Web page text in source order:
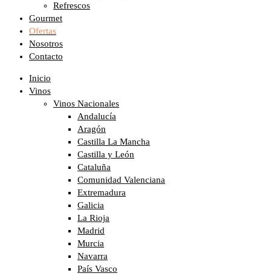
Refrescos
Gourmet
Ofertas
Nosotros
Contacto
Inicio
Vinos
Vinos Nacionales
Andalucía
Aragón
Castilla La Mancha
Castilla y León
Cataluña
Comunidad Valenciana
Extremadura
Galicia
La Rioja
Madrid
Murcia
Navarra
País Vasco